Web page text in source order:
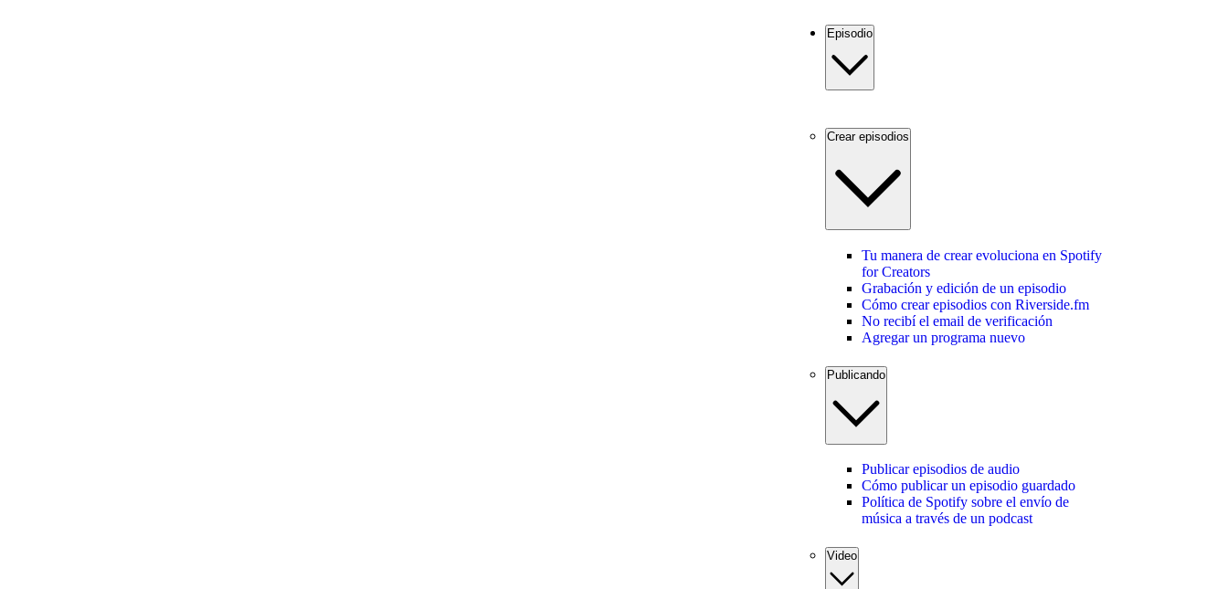
Episodio
Crear episodios
Tu manera de crear evoluciona en Spotify
for Creators
Grabación y edición de un episodio
Cómo crear episodios con Riverside.fm
No recibí el email de verificación
Agregar un programa nuevo
Publicando
Publicar episodios de audio
Cómo publicar un episodio guardado
Política de Spotify sobre el envío de
música a través de un podcast
Video